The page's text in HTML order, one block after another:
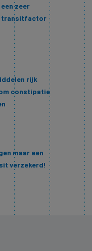
zeer
transitfactor
rijk
constipatie
maar een
verzekerd!